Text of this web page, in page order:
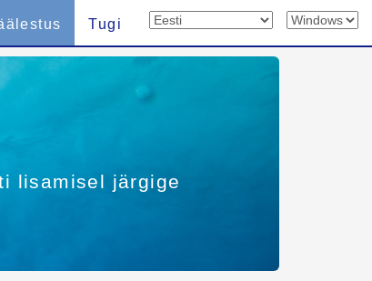
Tugi
lisamisel järgige